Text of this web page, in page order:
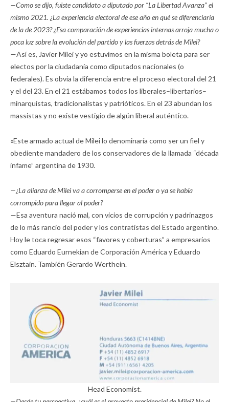
—Como se dijo, fuiste candidato a diputado por “La Libertad Avanza” el
mismo 2021. ¿La experiencia electoral de ese año en qué se diferenciaría
de la de 2023? ¿Esa comparación de experiencias internas arroja mucha o
poca luz sobre la evolución del partido y las fuerzas detrás de Milei?
—Así es, Javier Milei y yo estuvimos en la misma boleta para ser
electos por la ciudadanía como diputados nacionales (o
federales). Es obvia la diferencia entre el proceso electoral del 21
y el del 23. En el 21 estábamos todos los liberales–libertarios–
minarquistas, tradicionalistas y patrióticos. En el 23 abundan los
massistas y no existe vestigio de algún liberal auténtico.
«Este armado actual de Milei lo denominaría como ser un fiel y
obediente mandadero de los conservadores de la llamada “década
infame” argentina de 1930.
—¿La alianza de Milei va a corromperse en el poder o ya se había
corrompido para llegar al poder?
—Esa aventura nació mal, con vicios de corrupción y padrinazgos
de lo más rancio del poder y los contratistas del Estado argentino.
Hoy le toca regresar esos “favores y coberturas” a empresarios
como Eduardo Eurnekian de Corporación América y Eduardo
Elsztain. También Gerardo Werthein.
Head Economist.